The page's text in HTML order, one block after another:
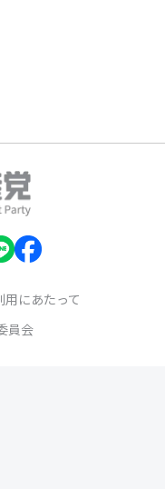
用にあたって
員会